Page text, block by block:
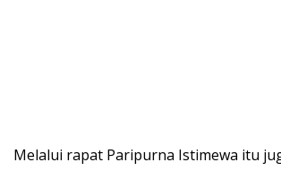
Melalui rapat Paripurna Istimewa itu